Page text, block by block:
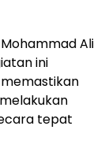
Ali
ini
tepat